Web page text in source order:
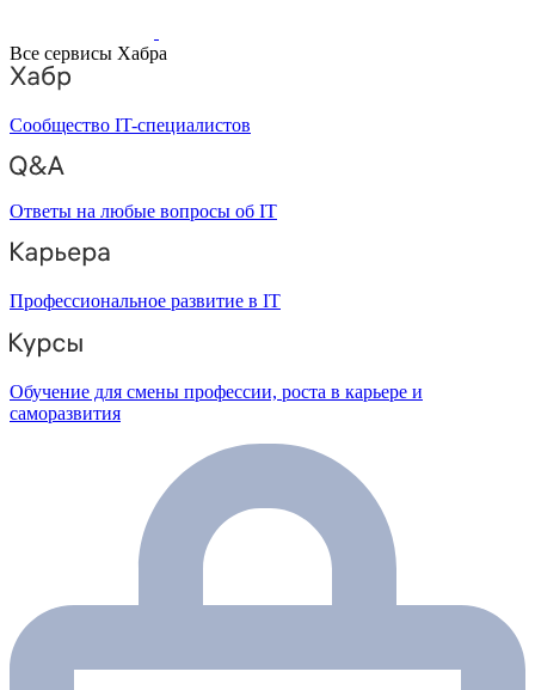
Все сервисы Хабра
Сообщество IT-специалистов
Ответы на любые вопросы об IT
Профессиональное развитие в IT
Обучение для смены профессии, роста в карьере и
саморазвития